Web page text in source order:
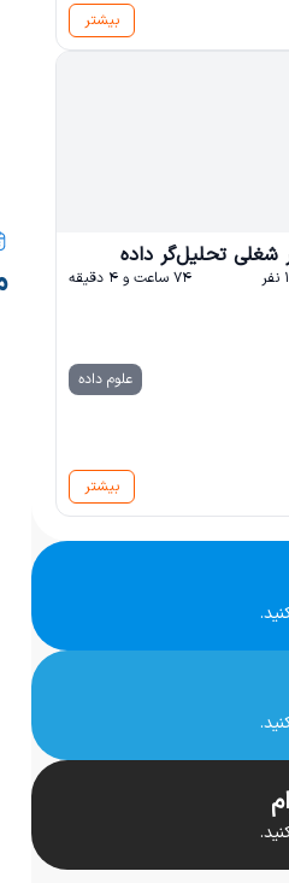
بیشتر
شغلی تحلیل‌گر داده
علوم داده
بیشتر